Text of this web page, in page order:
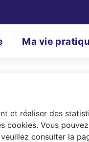
et réaliser des
cookies. Vous
consulter la
Ma vie